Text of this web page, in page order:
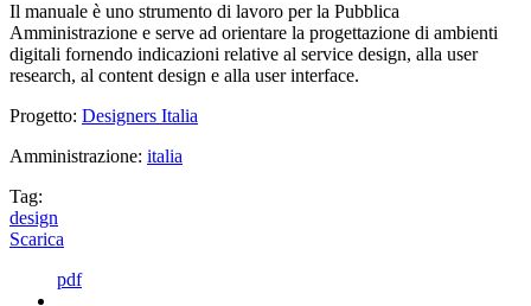
Il manuale è uno strumento di lavoro per la Pubblica
Amministrazione e serve ad orientare la progettazione di ambienti
digitali fornendo indicazioni relative al service design, alla user
research, al content design e alla user interface.
Progetto: Designers Italia
Amministrazione: italia
Tag:
design
Scarica
pdf